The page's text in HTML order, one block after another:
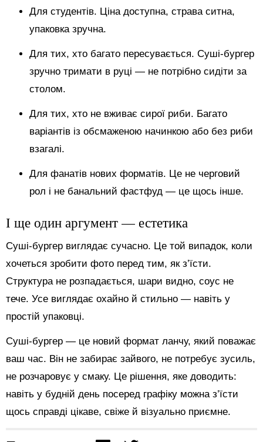
Для студентів. Ціна доступна, страва ситна,
упаковка зручна.
Для тих, хто багато пересувається. Суші-бургер
зручно тримати в руці — не потрібно сидіти за
столом.
Для тих, хто не вживає сирої риби. Багато
варіантів із обсмаженою начинкою або без риби
взагалі.
Для фанатів нових форматів. Це не черговий
рол і не банальний фастфуд — це щось інше.
І ще один аргумент — естетика
Суші-бургер виглядає сучасно. Це той випадок, коли
хочеться зробити фото перед тим, як з’їсти.
Структура не розпадається, шари видно, соус не
тече. Усе виглядає охайно й стильно — навіть у
простій упаковці.
Суші-бургер — це новий формат ланчу, який поважає
ваш час. Він не забирає зайвого, не потребує зусиль,
не розчаровує у смаку. Це рішення, яке доводить:
навіть у будній день посеред графіку можна з’їсти
щось справді цікаве, свіже й візуально приємне.